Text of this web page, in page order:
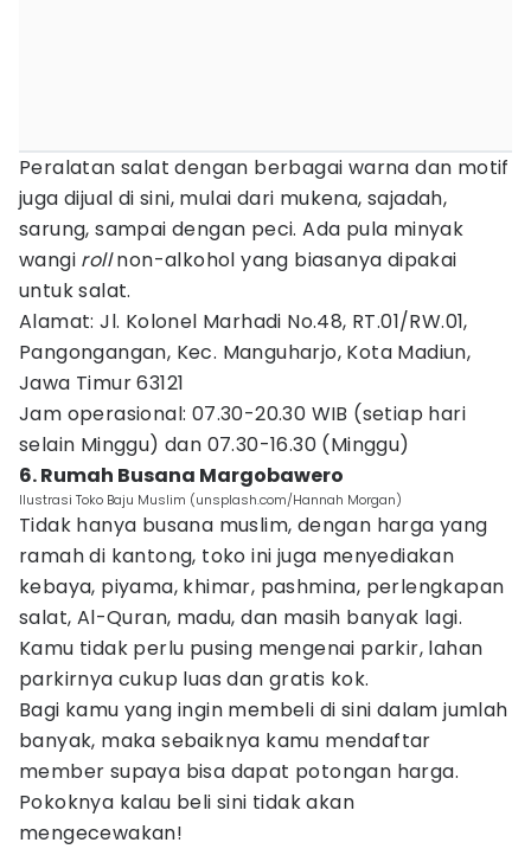
Peralatan salat dengan berbagai warna dan motif
juga dijual di sini, mulai dari mukena, sajadah,
sarung, sampai dengan peci. Ada pula minyak
wangi rollnon-alkohol yang biasanya dipakai
untuk salat.
Alamat: Jl. Kolonel Marhadi No.48, RT.01/RW.01,
Pangongangan, Kec. Manguharjo, Kota Madiun,
Jawa Timur 63121
Jam operasional: 07.30-20.30 WIB (setiap hari
selain Minggu) dan 07.30-16.30 (Minggu)
6. Rumah Busana Margobawero
Ilustrasi Toko Baju Muslim (unsplash.com/Hannah Morgan)
Tidak hanya busana muslim, dengan harga yang
ramah di kantong, toko ini juga menyediakan
kebaya, piyama, khimar, pashmina, perlengkapan
salat, Al-Quran, madu, dan masih banyak lagi.
Kamu tidak perlu pusing mengenai parkir, lahan
parkirnya cukup luas dan gratis kok.
Bagi kamu yang ingin membeli di sini dalam jumlah
banyak, maka sebaiknya kamu mendaftar
member supaya bisa dapat potongan harga.
Pokoknya kalau beli sini tidak akan
mengecewakan!